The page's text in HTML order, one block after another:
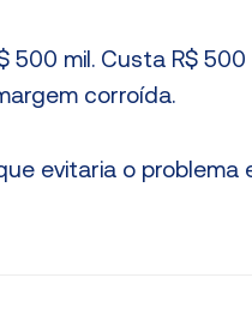
500 mil. Custa R$ 500
corroída.
evitaria o problema